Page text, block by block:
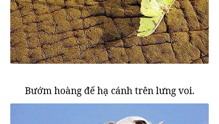
Bướm hoàng đế hạ cánh trên lưng voi.